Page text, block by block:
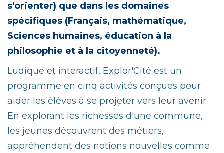
s'orienter) que dans les domaines
spécifiques (Français, mathématique,
Sciences humaines, éducation à la
philosophie et à la citoyenneté).
Ludique et interactif, Explor'Cité est un
programme en cinq activités conçues pour
aider les élèves à se projeter vers leur avenir.
En explorant les richesses d'une commune,
les jeunes découvrent des métiers,
appréhendent des notions nouvelles comme